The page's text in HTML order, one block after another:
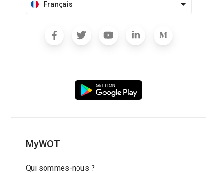
Français
MyWOT
Qui sommes-nous ?